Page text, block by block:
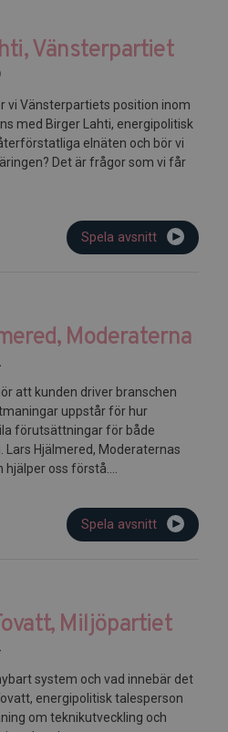
Vänsterpartiet
vi Vänsterpartiets position inom
med Birger Lahti, energipolitisk
elnäten och bör vi
Det är frågor som vi får
Spela avsnitt
Moderaterna
att kunden driver branschen
uppstår för hur
förutsättningar för både
Lars Hjälmered, Moderaternas
oss förstå....
Spela avsnitt
Miljöpartiet
system och vad innebär det
energipolitisk talesperson
om teknikutveckling och